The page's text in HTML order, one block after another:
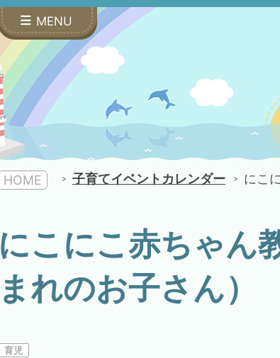
MENU
HOME 子育てイベントカレンダー にこ
にこにこ赤ちゃん
まれのお子さん）
育児